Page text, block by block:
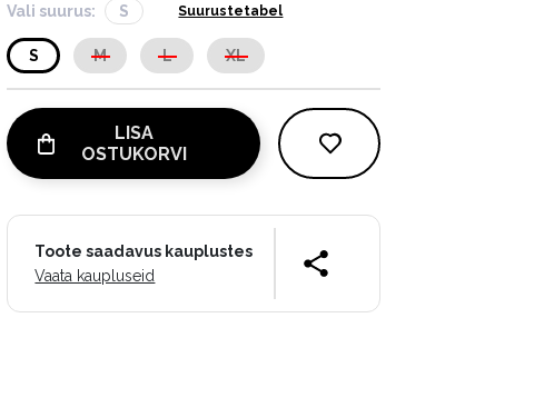
Vali suurus: S Suurustetabel
S M L XL
LISA
OSTUKORVI
Toote saadavus kauplustes
Vaata kaupluseid